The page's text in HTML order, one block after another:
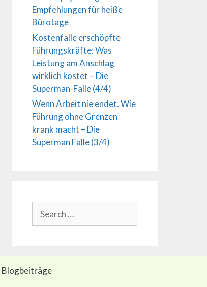
Empfehlungen für heiße
Bürotage
Kostenfalle erschöpfte
Führungskräfte: Was
Leistung am Anschlag
wirklich kostet – Die
Superman-Falle (4/4)
Wenn Arbeit nie endet. Wie
Führung ohne Grenzen
krank macht – Die
Superman Falle (3/4)
for:
Blogbeiträge